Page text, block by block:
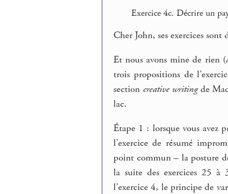
Exercice 4c. Décrire un
Cher John, ses exercices sont
Et nous avons mine de rien (
trois propositions de
section creative writingde
lac.
Étape 1 : lorsque vous avez
l’exercice de résumé
point commun – la posture
la suite des exercices 25 à
l’exercice 4, le principe de